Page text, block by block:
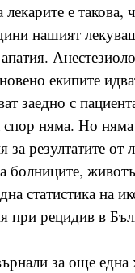
е такова,
нашият
екипите
заедно с
няма. Но
за резултатите
болниците,
статистика на
при рецидив в
за още